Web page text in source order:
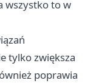
wszystko to w
tylko zwiększa
poprawia